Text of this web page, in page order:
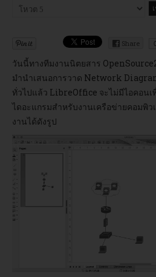
HOME
ซอฟต์แวร์
อบรม
DOWNLOAD
เรต
กรุณา
Share
วันนี้ทางทีมงานนิตยสาร
มำนำเสนอการวาด Network
ทั่วไปแล้ว LibreOffice จะไม่มีไอคอนเ
ไดอะแกรมสำหรับงานเครือข่ายคอมพิว
งานได้ดังรูป